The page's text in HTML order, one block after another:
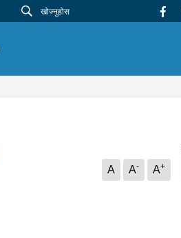
A A- A+